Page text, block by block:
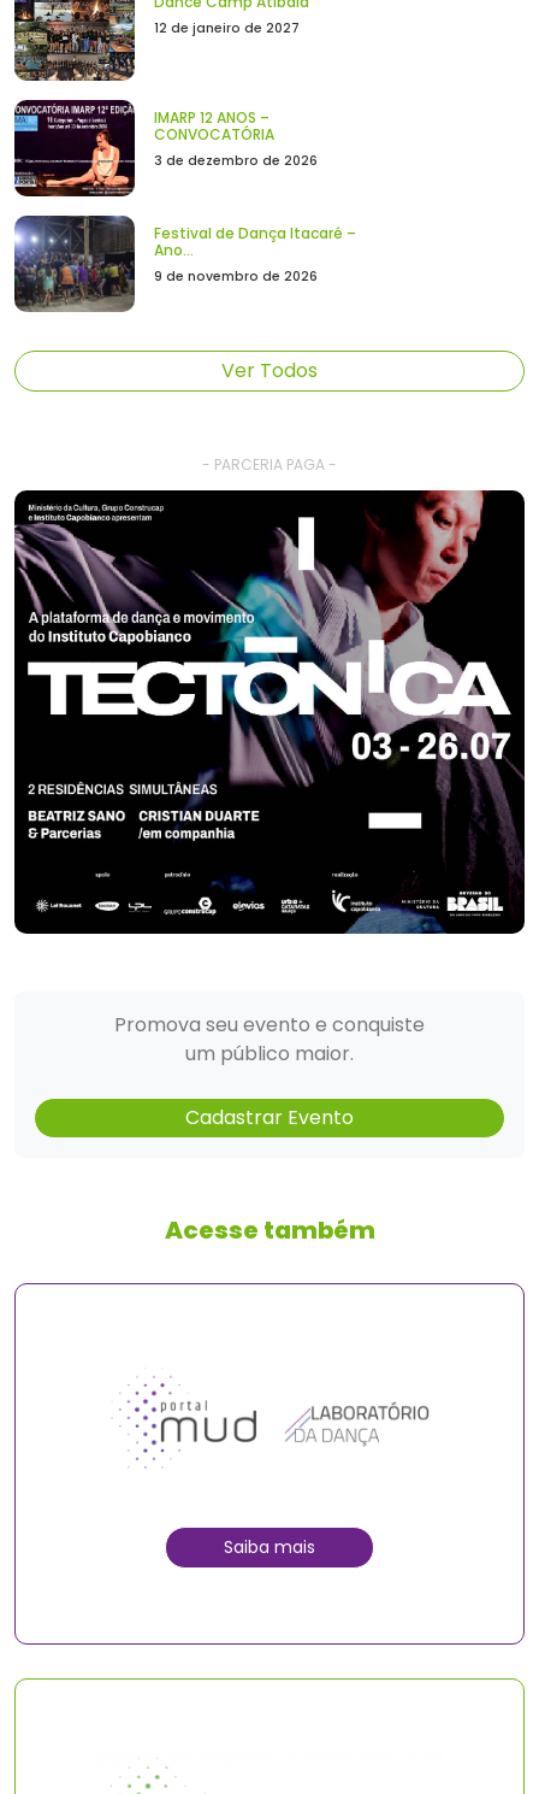
12 de janeiro de 2027
IMARP 12 ANOS –
CONVOCATÓRIA
3 de dezembro de 2026
Festival de Dança Itacaré –
Ano...
9 de novembro de 2026
Ver Todos
- PARCERIA PAGA -
Promova seu evento e conquiste
um público maior.
Cadastrar Evento
Acesse também
Saiba mais